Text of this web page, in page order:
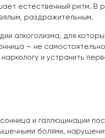
естественный ритм. В
раздражительным.
алкоголизма, для
— не
и устранить
и галлюцинации
болями,